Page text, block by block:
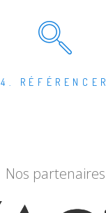
4. RÉFÉRENCER
Nos partenaires